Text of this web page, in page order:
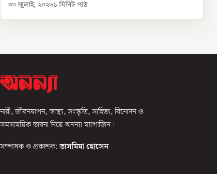
৩০ জুলাই, ২০২৬১ মিনিট পাঠ
নারী, জীবনযাপন, স্বাস্থ্য, সংস্কৃতি, সাহিত্য, বিনোদন ও
সমসাময়িক ভাবনা নিয়ে অনন্যা ম্যাগাজিন।
সম্পাদক ও প্রকাশক: তাসমিমা হোসেন